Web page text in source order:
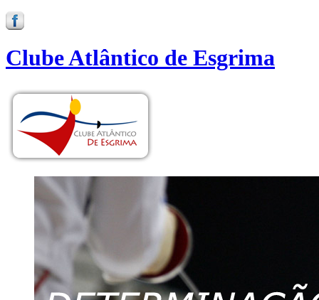
Clube Atlântico de Esgrima